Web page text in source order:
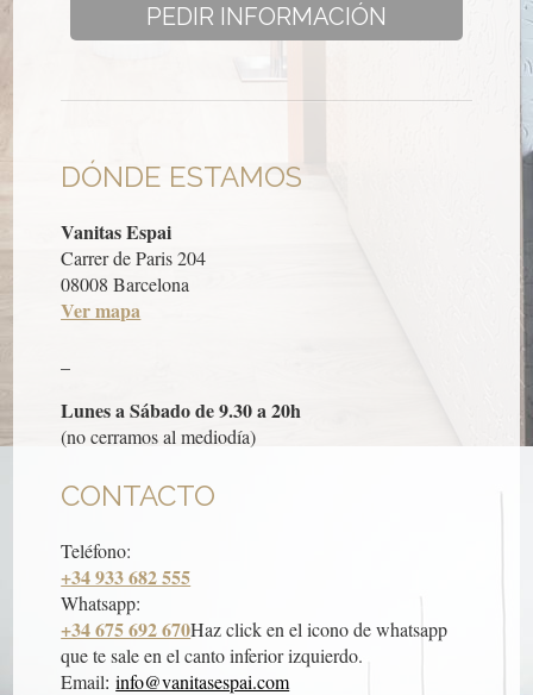
PEDIR INFORMACIÓN
DÓNDE ESTAMOS
Vanitas Espai
Carrer de Paris 204
08008 Barcelona
Ver mapa
Lunes a Sábado de 9.30 a 20h
(no cerramos al mediodía)
CONTACTO
Teléfono:
+34 933 682 555
Whatsapp:
+34 675 692 670Haz click en el icono de whatsapp
que te sale en el canto inferior izquierdo.
Email:info@vanitasespai.com